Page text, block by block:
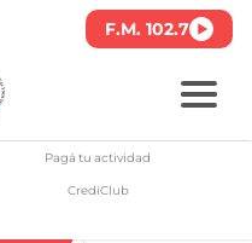
F.M. 102.7
Pagá tu actividad
CrediClub